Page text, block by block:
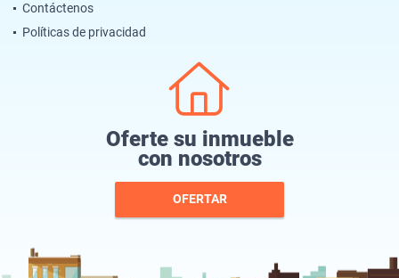
Contáctenos
Políticas de privacidad
Oferte su inmueble
con nosotros
OFERTAR